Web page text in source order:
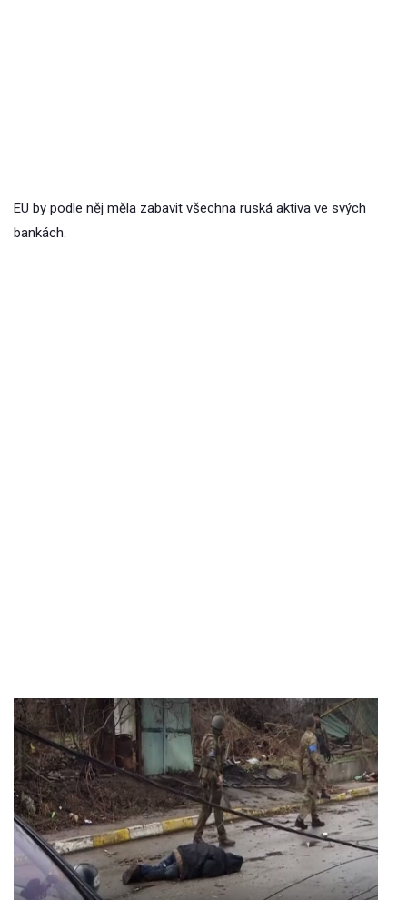
EU by podle něj měla zabavit všechna ruská aktiva ve svých
bankách.